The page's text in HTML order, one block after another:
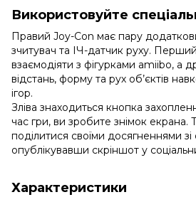
Використовуйте
Правий Joy-Con має пару
зчитувач та ІЧ-датчик руху.
взаємодіяти з фігурками amiibo, а
відстань, форму та рух об’єктів
ігор.
Зліва знаходиться кнопка
час гри, ви зробите знімок
поділитися своїми досягненнями зі
опублікувавши скріншот у
Характеристики